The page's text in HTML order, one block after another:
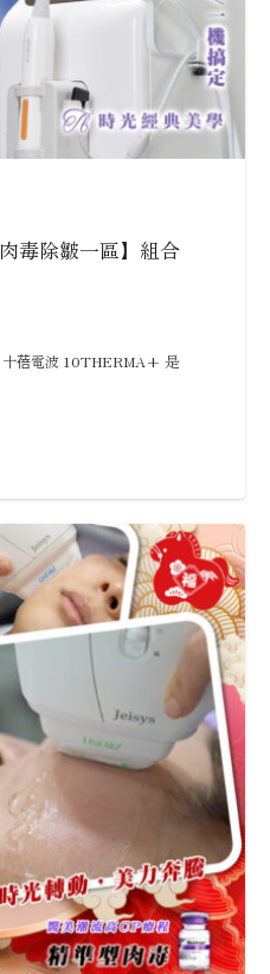
毒除皺一區】組合
十蓓電波 10THERMA+ 是